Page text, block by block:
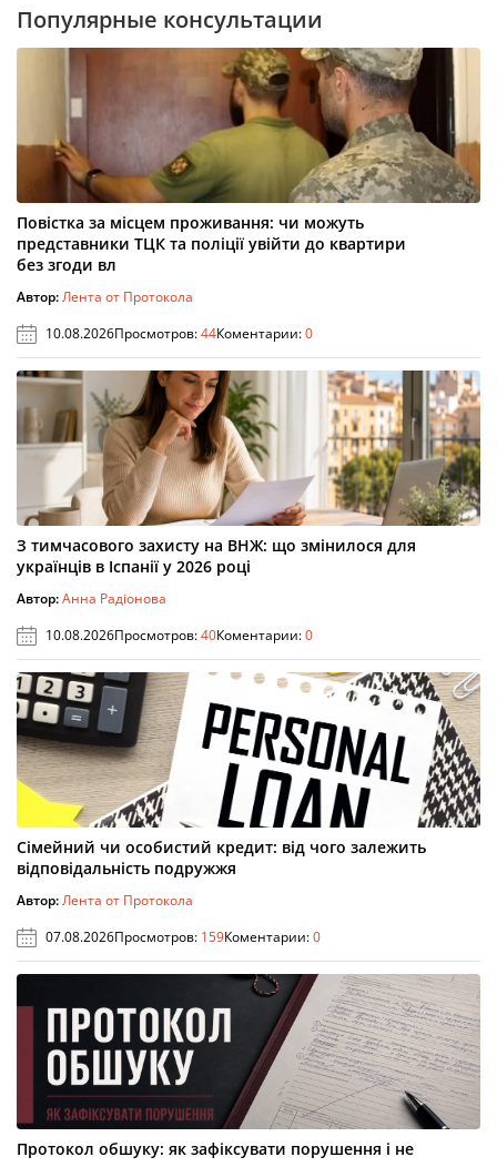
Популярные консультации
Повістка за місцем проживання: чи можуть
представники ТЦК та поліції увійти до квартири
без згоди вл
Автор:Лента от Протокола
10.08.2026Просмотров:44Коментарии:0
З тимчасового захисту на ВНЖ: що змінилося для
українців в Іспанії у 2026 році
Автор:Анна Радіонова
10.08.2026Просмотров:40Коментарии:0
Сімейний чи особистий кредит: від чого залежить
відповідальність подружжя
Автор:Лента от Протокола
07.08.2026Просмотров: 159Коментарии:0
Протокол обшуку: як зафіксувати порушення і не